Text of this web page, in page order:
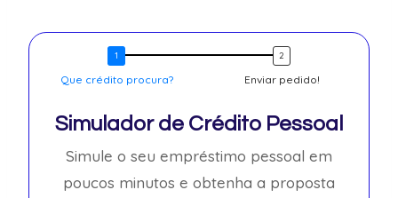
Que crédito procura? Enviar pedido!
Simulador de Crédito Pessoal
Simule o seu empréstimo pessoal em
poucos minutos e obtenha a proposta